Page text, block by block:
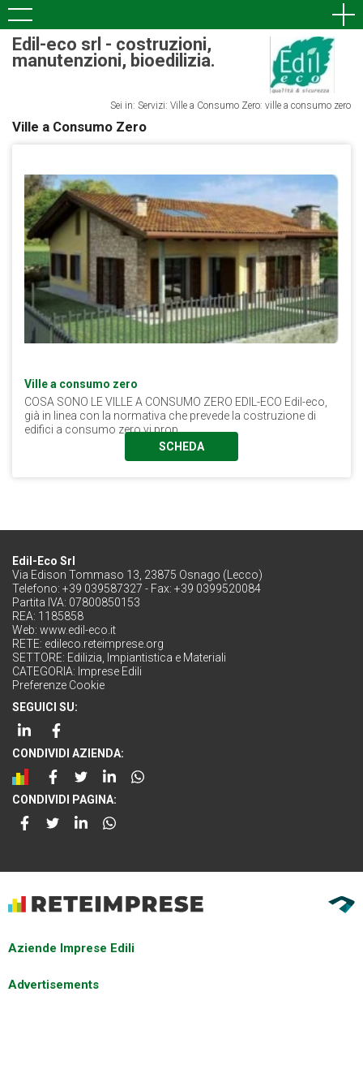
Edil-eco srl - costruzioni,
manutenzioni, bioedilizia.
Sei in: Servizi: Ville a Consumo Zero: ville a consumo zero
Ville a Consumo Zero
Ville a consumo zero
COSA SONO LE VILLE A CONSUMO ZERO EDIL-ECO Edil-eco,
già in linea con la normativa che prevede la costruzione di
edifici a consumo zero vi prop...
SCHEDA
Edil-Eco Srl
Via Edison Tommaso 13, 23875 Osnago (Lecco)
Telefono: +39 039587327 - Fax: +39 0399520084
Partita IVA: 07800850153
REA: 1185858
Web: www.edil-eco.it
RETE: edileco.reteimprese.org
SETTORE: Edilizia, Impiantistica e Materiali
CATEGORIA: Imprese Edili
Preferenze Cookie
SEGUICI SU:
CONDIVIDI AZIENDA:
CONDIVIDI PAGINA:
Aziende Imprese Edili
Advertisements